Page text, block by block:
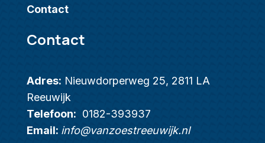
Contact
Contact
Adres: Nieuwdorperweg 25, 2811 LA
Reeuwijk
Telefoon: 0182-393937
Email: info@vanzoestreeuwijk.nl